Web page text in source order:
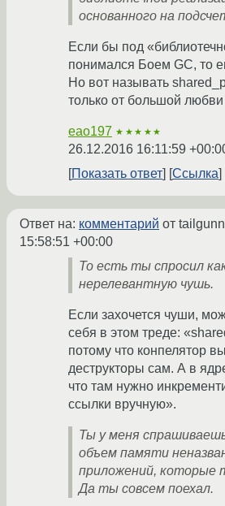
основанного на
Если бы под
понимался Боем GC, то
Но вот называть
только от большой
eao197 ★★★★★
26.12.2016 16:11:59
Показать ответ
Ссылка
Ответ на: комментарий от
15:58:51 +00:00
То есть ты спросил
нерелевантную чушь.
Если захочется чуши,
себя в этом треде:
потому что конпелятор
деструкторы сам. А в
что там нужно
ссылки вручную».
Ты у меня
объем памяти
приложений, которые
Да ты совсем поехал.